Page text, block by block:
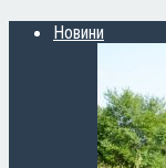
Новини